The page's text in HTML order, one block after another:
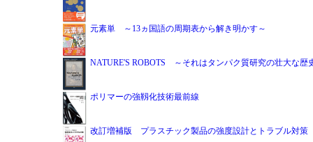
元素単 ～13ヵ国語の周期表から解き明かす～
NATURE'S ROBOTS ～それはタンパク質研究の壮大な歴
ポリマーの強靱化技術最前線
改訂増補版 プラスチック製品の強度設計とトラブル対策